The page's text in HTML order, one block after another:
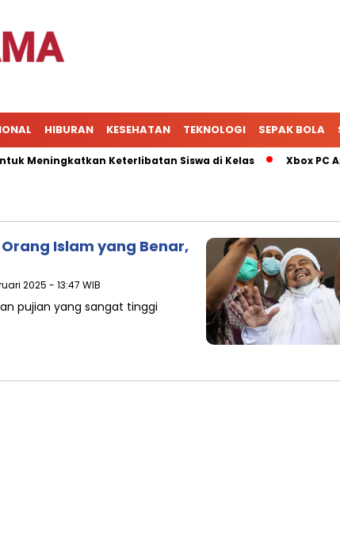
HIBURAN KESEHATAN TEKNOLOGI SEPAK BOLA
Keterlibatan Siswa di Kelas Xbox PC
Islam yang Benar,
2025 - 13:47 WIB
pujian yang sangat tinggi